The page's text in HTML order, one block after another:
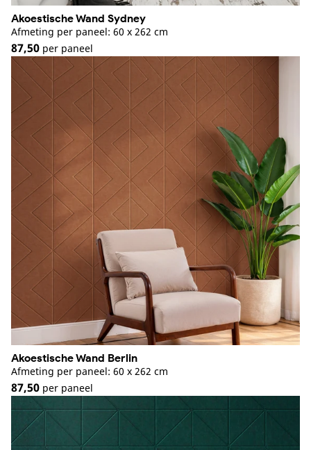
Akoestische Wand Sydney
Afmeting per paneel: 60 x 262 cm
87,50 per paneel
Akoestische Wand Berlin
Afmeting per paneel: 60 x 262 cm
87,50 per paneel